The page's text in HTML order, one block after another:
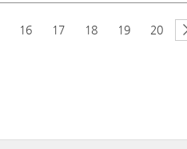
16 17 18 19 20